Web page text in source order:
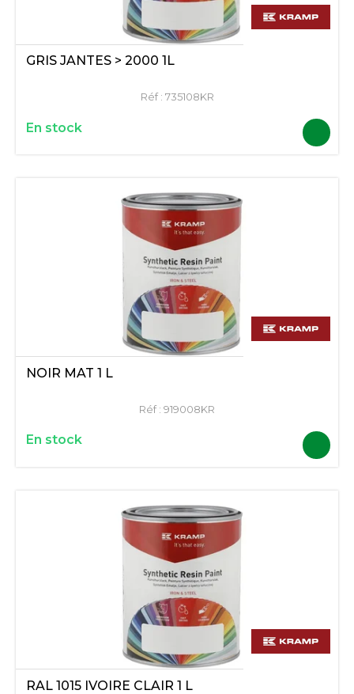
GRIS JANTES > 2000 1L
Réf : 735108KR
En stock
NOIR MAT 1 L
Réf : 919008KR
En stock
RAL 1015 IVOIRE CLAIR 1 L